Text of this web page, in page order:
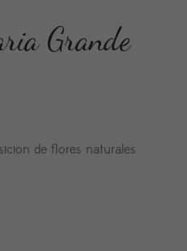
Grande
de flores naturales